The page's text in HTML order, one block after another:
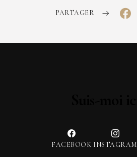
PARTAGER
FACEBOOK INSTAGRAM